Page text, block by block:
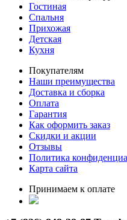
Гостиная
Спальня
Прихожая
Детская
Кухня
Покупателям
Наши преимущества
Доставка и сборка
Оплата
Гарантия
Как оформить заказ
Скидки и акции
Отзывы
Политика
Карта сайта
Принимаем к оплате